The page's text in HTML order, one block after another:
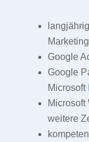
Google
Google
Microsoft
weitere